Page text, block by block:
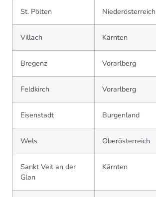
St. Pölten Niederösterreich
Villach Kärnten
Bregenz Vorarlberg
Feldkirch Vorarlberg
Eisenstadt Burgenland
Wels Oberösterreich
Sankt Veit an der
Glan
Kärnten